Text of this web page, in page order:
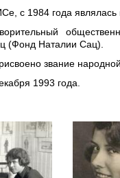
с 1984 года являлась
(Фонд Наталии Сац).
звание
1993 года.